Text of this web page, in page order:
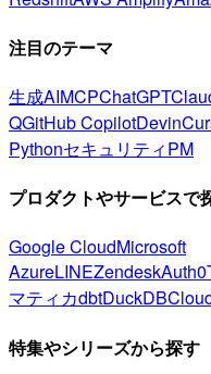
注目のテーマ
生成AIMCPChatGPT
QGitHub CopilotDevin
PythonセキュリティPM
プロダクトやサービスで
Google CloudMicrosoft
AzureLINEZendeskAuth0
マティカdbtDuckDB
特集やシリーズから探す